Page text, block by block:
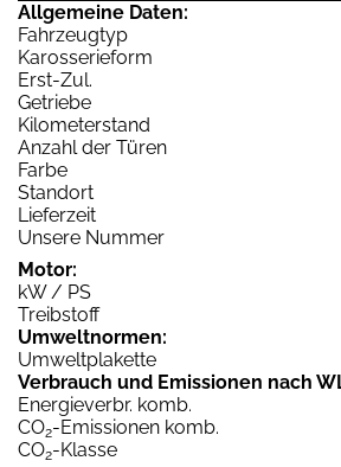
Allgemeine Daten:
Fahrzeugtyp
Karosserieform
Erst-Zul.
Getriebe
Kilometerstand
Anzahl der Türen
Farbe
Standort
Lieferzeit
Unsere Nummer
Motor:
kW / PS
Treibstoff
Umweltnormen:
Umweltplakette
Verbrauch und Emissionen nach
Energieverbr. komb.
CO2-Emissionen komb.
CO2-Klasse